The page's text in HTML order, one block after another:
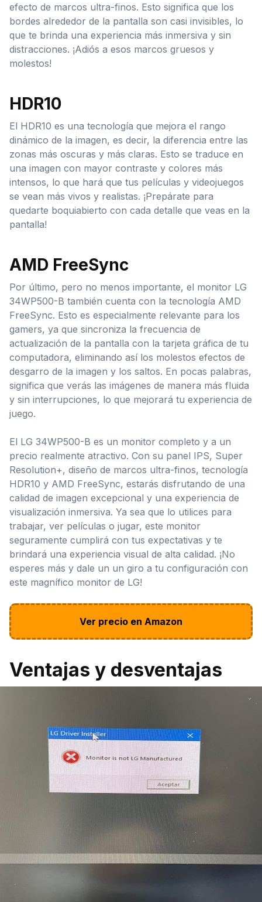
efecto de marcos ultra-finos. Esto significa que los
bordes alrededor de la pantalla son casi invisibles, lo
que te brinda una experiencia más inmersiva y sin
distracciones. ¡Adiós a esos marcos gruesos y
molestos!
HDR10
El HDR10 es una tecnología que mejora el rango
dinámico de la imagen, es decir, la diferencia entre las
zonas más oscuras y más claras. Esto se traduce en
una imagen con mayor contraste y colores más
intensos, lo que hará que tus películas y videojuegos
se vean más vivos y realistas. ¡Prepárate para
quedarte boquiabierto con cada detalle que veas en la
pantalla!
AMD FreeSync
Por último, pero no menos importante, el monitor LG
34WP500-B también cuenta con la tecnología AMD
FreeSync. Esto es especialmente relevante para los
gamers, ya que sincroniza la frecuencia de
actualización de la pantalla con la tarjeta gráfica de tu
computadora, eliminando así los molestos efectos de
desgarro de la imagen y los saltos. En pocas palabras,
significa que verás las imágenes de manera más fluida
y sin interrupciones, lo que mejorará tu experiencia de
juego.
El LG 34WP500-B es un monitor completo y a un
precio realmente atractivo. Con su panel IPS, Super
Resolution+, diseño de marcos ultra-finos, tecnología
HDR10 y AMD FreeSync, estarás disfrutando de una
calidad de imagen excepcional y una experiencia de
visualización inmersiva. Ya sea que lo utilices para
trabajar, ver películas o jugar, este monitor
seguramente cumplirá con tus expectativas y te
brindará una experiencia visual de alta calidad. ¡No
esperes más y dale un un giro a tu configuración con
este magnífico monitor de LG!
Ver precio en Amazon
Ventajas y desventajas